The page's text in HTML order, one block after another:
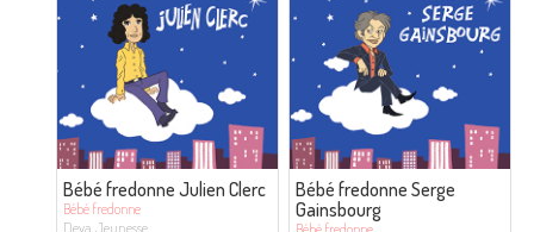
Bébé fredonne Julien Clerc
Bébé fredonne
Deva Jeunesse
Bébé fredonne Serge
Gainsbourg